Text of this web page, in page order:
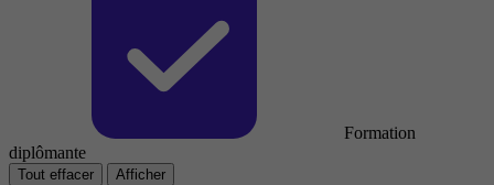
Formation
diplômante
Tout effacer Afficher